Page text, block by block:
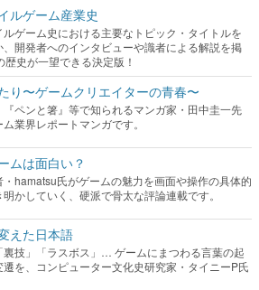
ルゲーム産業史
ルゲーム史における主要なトピック・タイトルを
開発者へのインタビューや識者による解説を掲
史が一望できる決定版！
り〜ゲームクリエイターの青春〜
『ペンと箸』等で知られるマンガ家・田中圭一先
業界レポートマンガです。
ムは面白い？
hamatsu氏がゲームの魅力を画面や操作の具体的
かしていく、硬派で骨太な評論連載です。
えた日本語
裏技」「ラスボス」… ゲームにまつわる言葉の起
を、コンピューター文化史研究家・タイニーP氏